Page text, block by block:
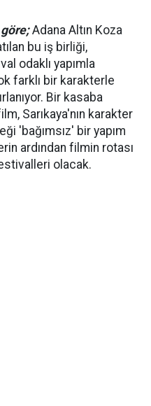
Adana Altın Koza
bu iş birliği,
odaklı yapımla
farklı bir karakterle
Bir kasaba
Sarıkaya'nın karakter
'bağımsız' bir yapım
ardından filmin rotası
olacak.